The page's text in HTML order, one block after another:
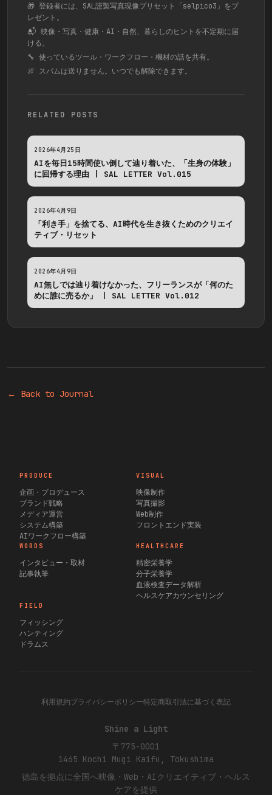
🎁 登録者には、SAL謹製写真現像プリセット「selpico3」をプ
レゼント。
📬 映像・写真・健康・AI・自然、暮らしのヒントを不定期に届
ける。
🔧 使っているツール・ワークフロー・機材の話を共有。
🍖 スパムは送りません。いつでも解除できます。
RELATED POSTS
2026年4月25日
AIを毎日15時間使い倒して辿り着いた、「生身の体験」
に回帰する理由 | SAL LETTER Vol.015
2026年4月9日
「利き手」を捨てる、AI時代を生き抜くためのクリエイ
ティブ・リセット
2026年4月9日
AI無しでは辿り着けなかった、フリーランスが「何のた
めに誰に売るか」 | SAL LETTER Vol.012
← Back to Journal
PRODUCE
企画・プロデュース
ブランド戦略
メディア運営
システム構築
AIワークフロー構築
VISUAL
映像制作
写真撮影
Web制作
フロントエンド実装
WORDS
インタビュー・取材
記事執筆
HEALTHCARE
精密栄養学
分子栄養学
血液検査データ解析
ヘルスケアカウンセリング
FIELD
フィッシング
ハンティング
ドラムス
利用規約プライバシーポリシー特定商取引法に基づく表記
Shine a Light
〒775-0001
1465 Kochi Mugi Kaifu, Tokushima
徳島を拠点に全国へ映像・Web・AIクリエイティブ・ヘルス
ケアを提供